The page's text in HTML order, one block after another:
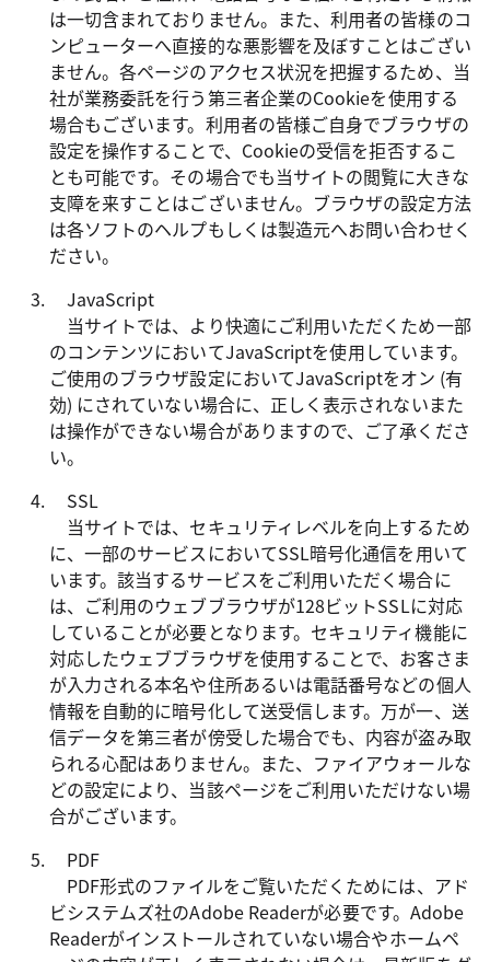
は一切含まれておりません。また、利用者の皆様のコ
ンピューターへ直接的な悪影響を及ぼすことはござい
ません。各ページのアクセス状況を把握するため、当
社が業務委託を行う第三者企業のCookieを使用する
場合もございます。利用者の皆様ご自身でブラウザの
設定を操作することで、Cookieの受信を拒否するこ
とも可能です。その場合でも当サイトの閲覧に大きな
支障を来すことはございません。ブラウザの設定方法
は各ソフトのヘルプもしくは製造元へお問い合わせく
ださい。
JavaScript
当サイトでは、より快適にご利用いただくため一部
のコンテンツにおいてJavaScriptを使用しています。
ご使用のブラウザ設定においてJavaScriptをオン (有
効) にされていない場合に、正しく表示されないまた
は操作ができない場合がありますので、ご了承くださ
い。
SSL
当サイトでは、セキュリティレベルを向上するため
に、一部のサービスにおいてSSL暗号化通信を用いて
います。該当するサービスをご利用いただく場合に
は、ご利用のウェブブラウザが128ビットSSLに対応
していることが必要となります。セキュリティ機能に
対応したウェブブラウザを使用することで、お客さま
が入力される本名や住所あるいは電話番号などの個人
情報を自動的に暗号化して送受信します。万が一、送
信データを第三者が傍受した場合でも、内容が盗み取
られる心配はありません。また、ファイアウォールな
どの設定により、当該ページをご利用いただけない場
合がございます。
PDF
PDF形式のファイルをご覧いただくためには、アド
ビシステムズ社のAdobe Readerが必要です。Adobe
Readerがインストールされていない場合やホームペ